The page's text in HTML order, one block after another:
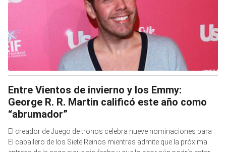
Entre Vientos de invierno y los Emmy:
George R. R. Martin calificó este año como
“abrumador”
El creador de Juego de tronos celebra nueve nominaciones para
El caballero de los Siete Reinos mientras admite que la próxima